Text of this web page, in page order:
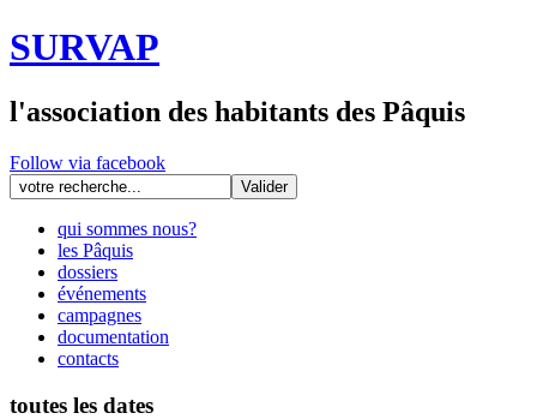
SURVAP
l'association des habitants des Pâquis
Follow via facebook
qui sommes nous?
les Pâquis
dossiers
événements
campagnes
documentation
contacts
toutes les dates